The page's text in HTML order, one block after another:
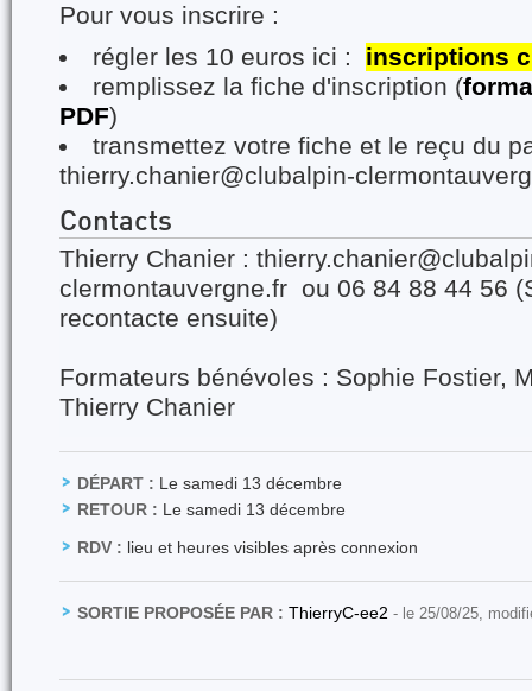
Pour vous inscrire :
régler les 10 euros ici :
inscriptions
remplissez la fiche d'inscription (
PDF)
transmettez votre fiche et le reçu du
thierry.chanier@clubalpin-
Contacts
Thierry Chanier :
clermontauvergne.fr ou 06 84 88 44 56
recontacte ensuite)
Formateurs bénévoles : Sophie Fostier,
Thierry Chanier
DÉPART : Le samedi 13 décembre
RETOUR : Le samedi 13 décembre
RDV : lieu et heures visibles après connexion
SORTIE PROPOSÉE PAR : ThierryC-ee2 - le 25/08/25,